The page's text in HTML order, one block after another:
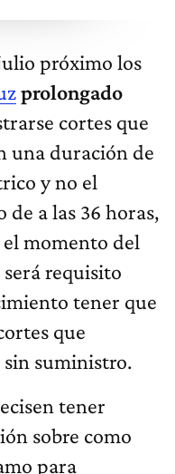
próximo los
prolongado
cortes que
una duración de
y no el
a las 36 horas,
momento del
requisito
tener que
que
suministro.
tener
sobre como
para